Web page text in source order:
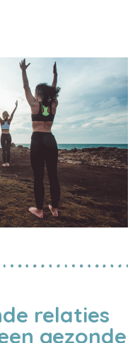
relaties
gezonde